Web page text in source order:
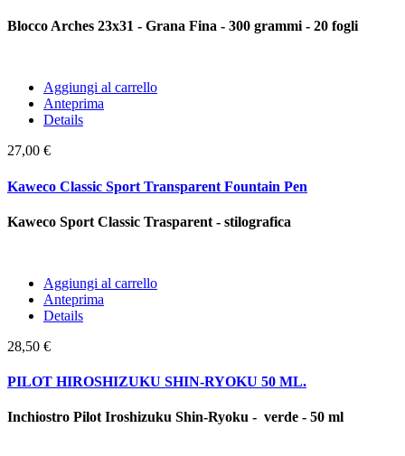
Blocco Arches 23x31 - Grana Fina - 300 grammi - 20 fogli
Aggiungi al carrello
Anteprima
Details
27,00 €
Kaweco Classic Sport Transparent Fountain Pen
Kaweco Sport Classic Trasparent - stilografica
Aggiungi al carrello
Anteprima
Details
28,50 €
PILOT HIROSHIZUKU SHIN-RYOKU 50 ML.
Inchiostro Pilot Iroshizuku Shin-Ryoku - verde - 50 ml